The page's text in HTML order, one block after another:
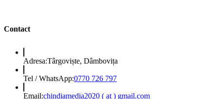
Contact
Adresa:Târgoviște, Dâmbovița
Tel / WhatsApp:0770 726 797Opens
your
Email:chindiamedia2020 ( at ) gmail.comOpens